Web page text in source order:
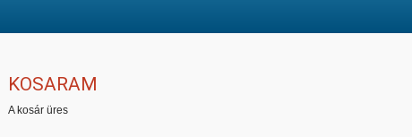
KOSARAM
A kosár üres